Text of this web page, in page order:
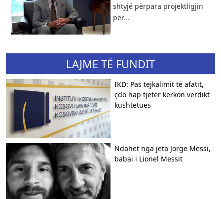
shtyjë përpara projektligjin
për...
LAJME TË FUNDIT
IKD: Pas tejkalimit të afatit,
çdo hap tjetër kërkon verdikt
kushtetues
Ndahet nga jeta Jorge Messi,
babai i Lionel Messit